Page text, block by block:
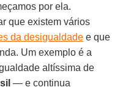
por ela.
que existem vários
da desigualdade e que
Um exemplo é a
altíssima de
— e continua